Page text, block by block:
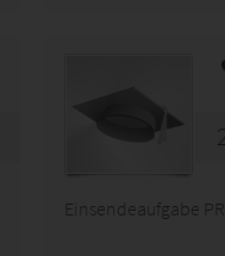
Einsendeaufgabe